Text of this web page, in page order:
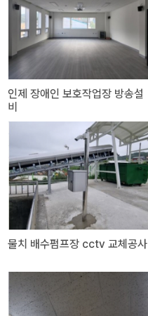
인제 장애인 보호작업장 방송설
비
물치 배수펌프장 cctv 교체공사